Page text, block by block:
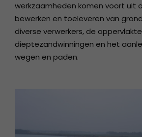
werkzaamheden komen voort uit
bewerken en toeleveren van
diverse verwerkers, de
dieptezandwinningen en het
wegen en paden.